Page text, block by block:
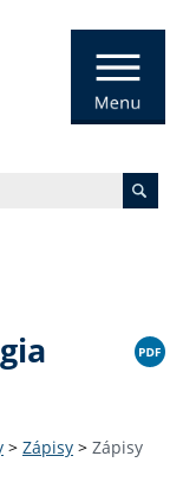
> Zápisy > Zápisy